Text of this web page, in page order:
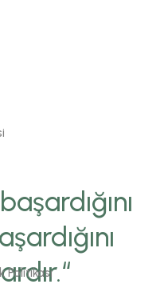
Politikası